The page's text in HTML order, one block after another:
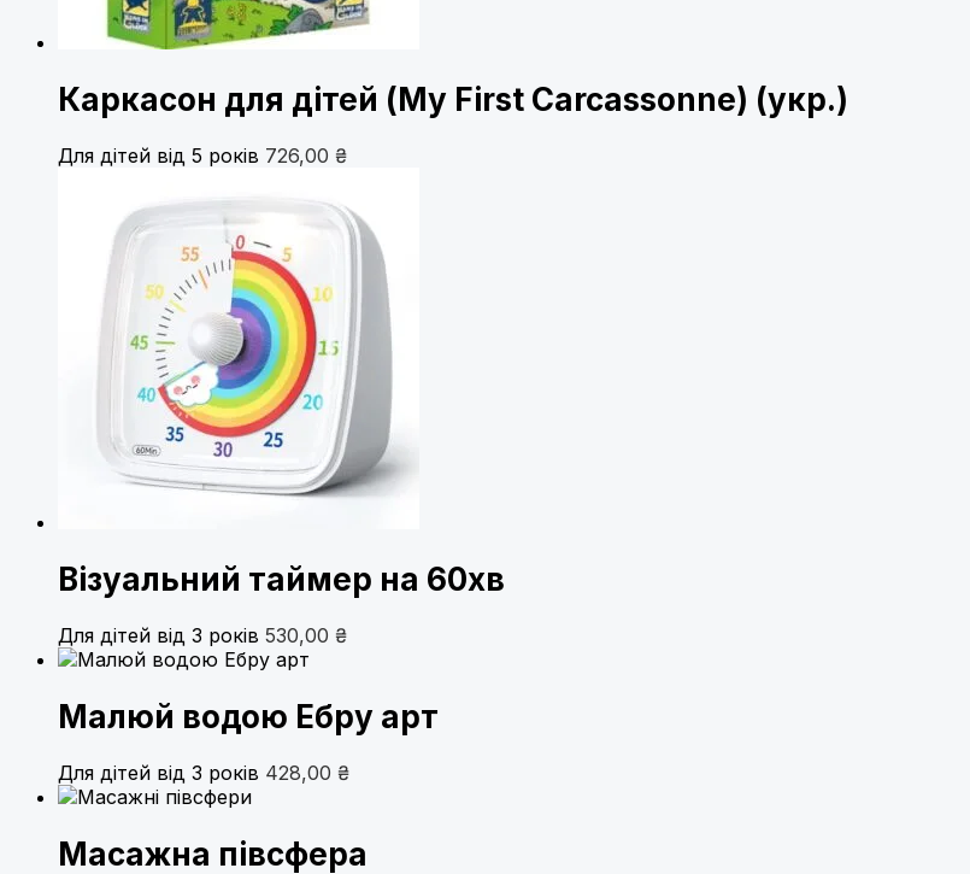
Каркасон для дітей (My First Carcassonne) (укр.)
Для дітей від 5 років 726,00 ₴
Візуальний таймер на 60хв
Для дітей від 3 років 530,00 ₴
Малюй водою Ебру арт
Для дітей від 3 років 428,00 ₴
Масажна півсфера